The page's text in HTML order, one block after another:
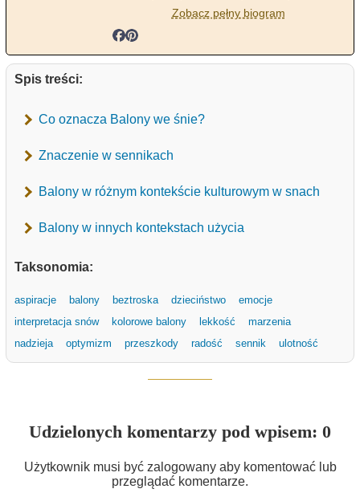
Zobacz pełny biogram
Spis treści:
Co oznacza Balony we śnie?
Znaczenie w sennikach
Balony w różnym kontekście kulturowym w snach
Balony w innych kontekstach użycia
Taksonomia:
aspiracje balony beztroska dzieciństwo
emocje
interpretacja snów
kolorowe balony lekkość
marzenia
nadzieja
optymizm przeszkody radość sennik ulotność
Udzielonych komentarzy pod wpisem: 0
Użytkownik musi być zalogowany aby komentować lub
przeglądać komentarze.